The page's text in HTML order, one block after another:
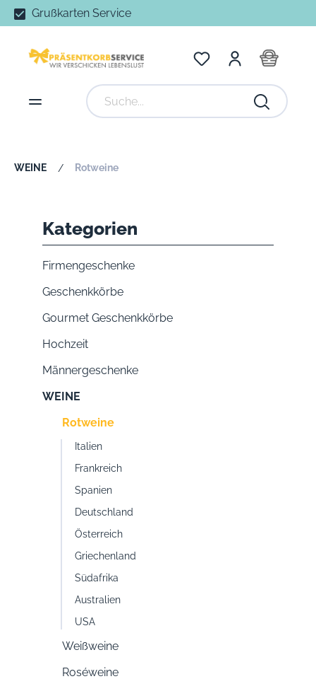
Grußkarten Service
WEINE / Rotweine
Kategorien
Firmengeschenke
Geschenkkörbe
Gourmet Geschenkkörbe
Hochzeit
Männergeschenke
WEINE
Rotweine
Italien
Frankreich
Spanien
Deutschland
Österreich
Griechenland
Südafrika
Australien
USA
Weißweine
Roséweine